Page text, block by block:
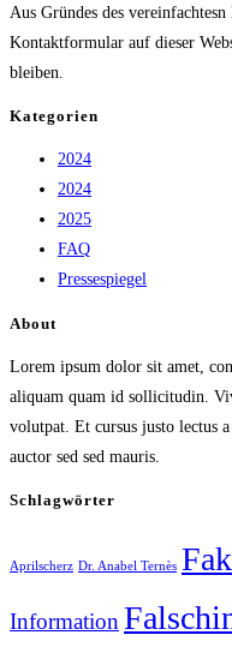
Aus Gründes des
Kontaktformular auf dieser
bleiben.
Kategorien
2024
2024
2025
FAQ
Pressespiegel
About
Lorem ipsum dolor sit amet,
aliquam quam id sollicitudin.
volutpat. Et cursus justo lectus
auctor sed sed mauris.
Schlagwörter
Aprilscherz Dr. Anabel Ternès
Information